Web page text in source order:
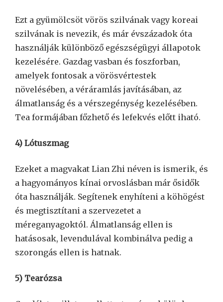
Ezt a gyümölcsöt vörös szilvának vagy koreai
szilvának is nevezik, és már évszázadok óta
használják különböző egészségügyi állapotok
kezelésére. Gazdag vasban és foszforban,
amelyek fontosak a vörösvértestek
növelésében, a véráramlás javításában, az
álmatlanság és a vérszegénység kezelésében.
Tea formájában főzhető és lefekvés előtt iható.
4) Lótuszmag
Ezeket a magvakat Lian Zhi néven is ismerik, és
a hagyományos kínai orvoslásban már ősidők
óta használják. Segítenek enyhíteni a köhögést
és megtisztítani a szervezetet a
méreganyagoktól. Álmatlanság ellen is
hatásosak, levendulával kombinálva pedig a
szorongás ellen is hatnak.
5) Tearózsa